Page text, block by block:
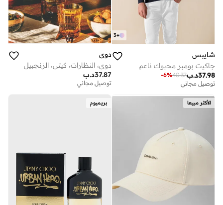
+
3
شايبس
جاكيت بومبر محبوك ناعم
د.ب37.98
40.37
-6%
توصيل مجاني
دوي
دوي، النظارات، كيتي، الزنجبيل
د.ب37.87
توصيل مجاني
الأكثر مبيعا بريميوم